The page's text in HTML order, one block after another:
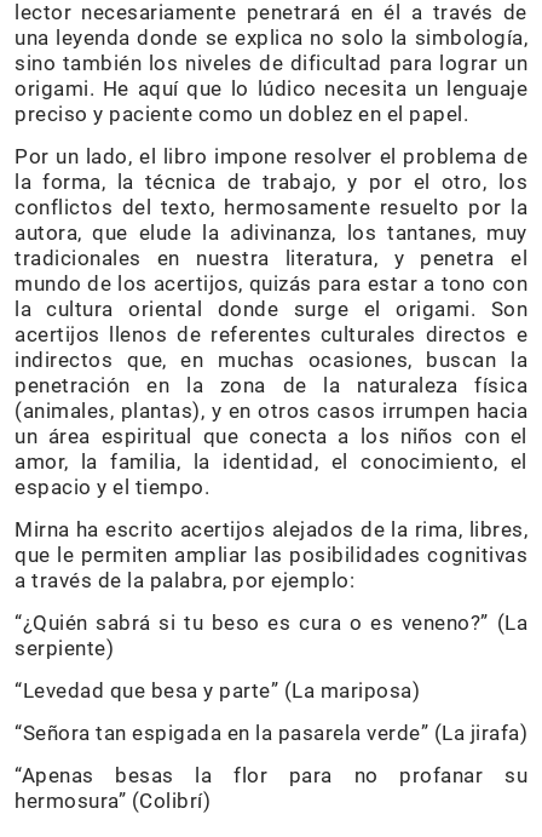
lector necesariamente penetrará en él a través de
una leyenda donde se explica no solo la simbología,
sino también los niveles de dificultad para lograr un
origami. He aquí que lo lúdico necesita un lenguaje
preciso y paciente como un doblez en el papel.
Por un lado, el libro impone resolver el problema de
la forma, la técnica de trabajo, y por el otro, los
conflictos del texto, hermosamente resuelto por la
autora, que elude la adivinanza, los tantanes, muy
tradicionales en nuestra literatura, y penetra el
mundo de los acertijos, quizás para estar a tono con
la cultura oriental donde surge el origami. Son
acertijos llenos de referentes culturales directos e
indirectos que, en muchas ocasiones, buscan la
penetración en la zona de la naturaleza física
(animales, plantas), y en otros casos irrumpen hacia
un área espiritual que conecta a los niños con el
amor, la familia, la identidad, el conocimiento, el
espacio y el tiempo.
Mirna ha escrito acertijos alejados de la rima, libres,
que le permiten ampliar las posibilidades cognitivas
a través de la palabra, por ejemplo:
“¿Quién sabrá si tu beso es cura o es veneno?” (La
serpiente)
“Levedad que besa y parte” (La mariposa)
“Señora tan espigada en la pasarela verde” (La jirafa)
“Apenas besas la flor para no profanar su
hermosura” (Colibrí)